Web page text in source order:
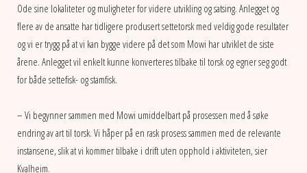
Ode sine lokaliteter og muligheter for videre utvikling og satsing. Anlegget og
flere av de ansatte har tidligere produsert settetorsk med veldig gode resultater
og vi er trygg på at vi kan bygge videre på det som Mowi har utviklet de siste
årene. Anlegget vil enkelt kunne konverteres tilbake til torsk og egner seg godt
for både settefisk- og stamfisk.
– Vi begynner sammen med Mowi umiddelbart på prosessen med å søke
endring av art til torsk. Vi håper på en rask prosess sammen med de relevante
instansene, slik at vi kommer tilbake i drift uten opphold i aktiviteten, sier
Kvalheim.